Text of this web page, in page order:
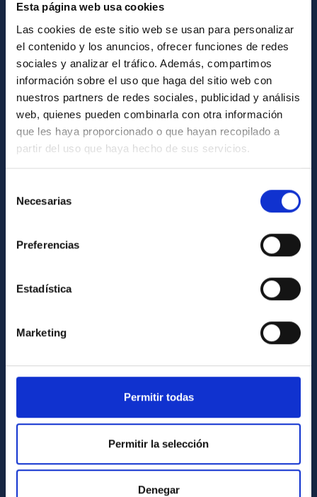
Esta página web usa cookies
Las cookies de este sitio web se usan para personalizar
el contenido y los anuncios, ofrecer funciones de redes
sociales y analizar el tráfico. Además, compartimos
información sobre el uso que haga del sitio web con
nuestros partners de redes sociales, publicidad y análisis
web, quienes pueden combinarla con otra información
que les haya proporcionado o que hayan recopilado a
partir del uso que haya hecho de sus servicios.
Necesarias
Preferencias
Estadística
Marketing
Permitir todas
Permitir la selección
Denegar
Library
General register
ABOUT THE IAC
Legislation
Gender equality and diversity
Severo Ochoa Programme
Sitemap
Legal notice